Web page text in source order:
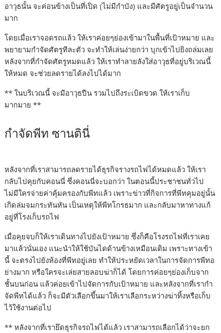
อาวุธนั้น จะค่อนข้างเป็นที่เปิด (ไม่มีกำบัง) และมีศัตรูอยู่เป็นจำนวน
มาก
โดยเมื่อเราจอดรถแล้ว ให้เราค่อยๆย่องเข้ามาในพื้นที่เป้าหมาย และ
พยายามกำจัดศัตรูทีละตัว จะทำให้เล่นง่ายกว่า บุกเข้าไปยิงถล่มเลย
หลังจากที่กำจัดศัตรูหมดแล้ว ให้เราทำลายลังใส่อาวุธที่อยู่บริเวณนี้
ให้หมด จะช่วยลดรายได้ลงไปได้มาก
** ในบริเวณนี้ จะมีอาวุธปืน รวมไปถึงระเบิดขวด ให้เราเก็บ
มากมาย **
กำจัดพีท ซานตินี่
หลังจากที่เราสามารถลดรายได้ธุรกิจรางรถไฟได้หมดแล้ว ให้เรา
กลับไปคุยกับคอนนี่ ซึ่งคอนนี่จะบอกว่า ในตอนนี้ประชาชนทั่วไป
ไม่มีใครจ่ายค่าคุ้มครองกับพีทแล้ว เพราะข่าวที่กิจการที่พีทคุมอยู่นั้น
เกิดล่มจมกระทันหัน เป็นเหตุให้พีทโกรธมาก และกลับมาหาทางแก้
อยู่ที่โรงเก็บรถไฟ
เมื่อคุยจบก็ให้เราเดินทางไปยังเป้าหมาย ซึ่งก็คือโรงรถไฟที่เราเคย
มาแล้วนั่นเอง แนะนำให้ใช้บันไดด้านข้างเหมือนเดิม เพราะทางเข้า
นี้ จะตรงไปยังห้องที่พีทอยู่เลย ทำให้ประหยัดเวลาในการจัดการพีทอ
ย่างมาก หรือใครจะเล่ยสายลอบฆ่าก็ได้ โดยการค่อยๆย่องเก็บจาก
ชั้นบนก่อน แล้วค่อยเข้าไปจัดการกับเป้าหมาย และหลังจากที่เรากำ
จัดพีทได้แล้ว ก็จะมีตัวเลือกขึ้นมาให้เราเลือกระหว่างฆ่าทิ้งหรือเก็บ
ไว้ใช้งานต่อไป
** หลังจากที่เรายึดธุรกิจรถไฟได้แล้ว เราสามารถเลือกได้ว่าจะยก